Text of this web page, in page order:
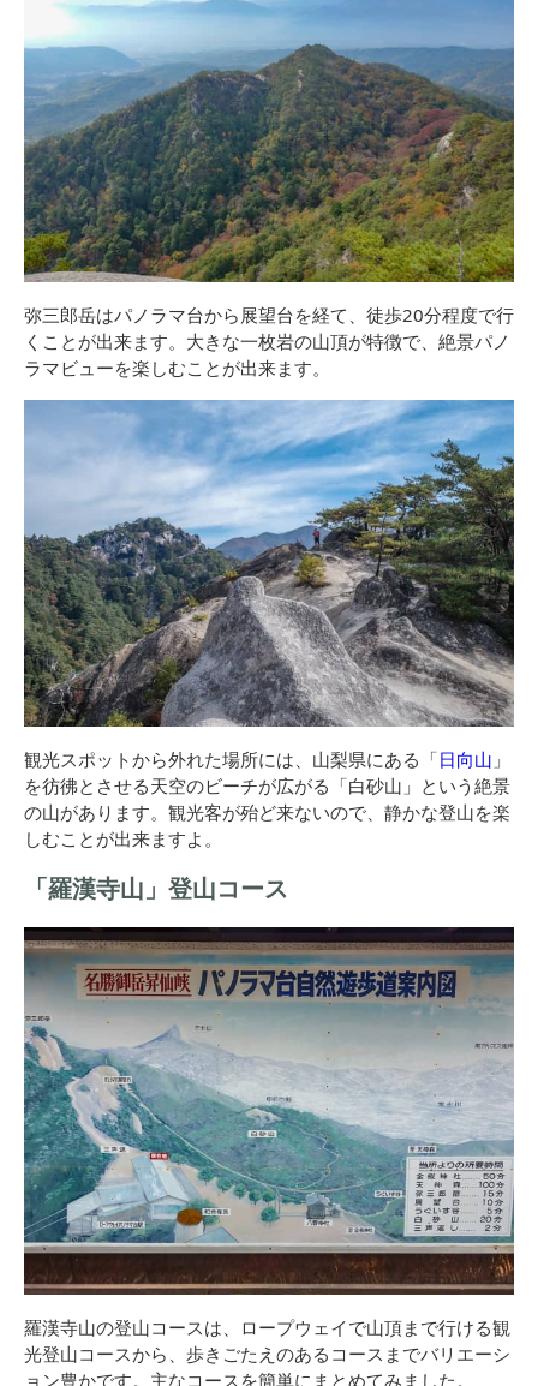
弥三郎岳はパノラマ台から展望台を経て、徒歩20分程度で行
くことが出来ます。大きな一枚岩の山頂が特徴で、絶景パノ
ラマビューを楽しむことが出来ます。
観光スポットから外れた場所には、山梨県にある「日向山 」
を彷彿とさせる天空のビーチが広がる「白砂山」という絶景
の山があります。観光客が殆ど来ないので、静かな登山を楽
しむことが出来ますよ。
「羅漢寺山」登山コース
羅漢寺山の登山コースは、ロープウェイで山頂まで行ける観
光登山コースから、歩きごたえのあるコースまでバリエーシ
ョン豊かです。主なコースを簡単にまとめてみました。